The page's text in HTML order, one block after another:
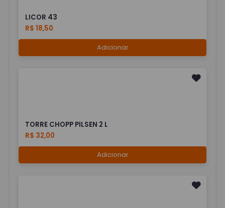
LICOR 43
R$ 18,50
Adicionar
TORRE CHOPP PILSEN 2 L
R$ 32,00
Adicionar